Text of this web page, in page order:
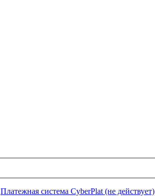
Платежная система CyberPlat (не действует)